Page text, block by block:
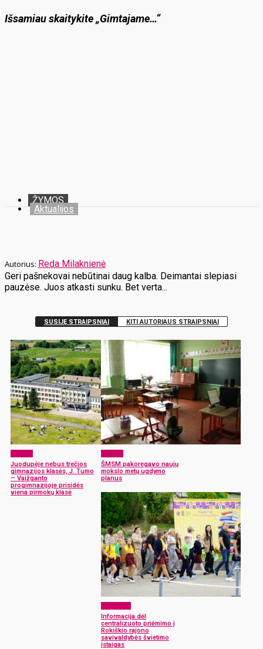
Išsamiau skaitykite „Gimtajame…“
ŽYMOS
Aktualijos
Reda Milaknienė
Geri pašnekovai nebūtinai daug kalba. Deimantai slepiasi
pauzėse. Juos atkasti sunku. Bet verta...
SUSIJĘ STRAIPSNIAI KITI AUTORIAUS STRAIPSNIAI
Juodupėje nebus trečios
gimnazijos klasės, J. Tumo
– Vaižganto
progimnazijoje prisidės
viena pirmokų klasė
ŠMSM pakoregavo naujų
mokslo metų ugdymo
planus
Informacija dėl
centralizuoto priėmimo į
Rokiškio rajono
savivaldybės švietimo
įstaigas